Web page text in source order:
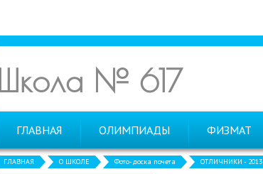
Школа № 617
ГЛАВНАЯ ОЛИМПИАДЫ ФИЗМАТ
ГЛАВНАЯ О ШКОЛЕ Фото-доска почета ОТЛИЧНИКИ - 2013